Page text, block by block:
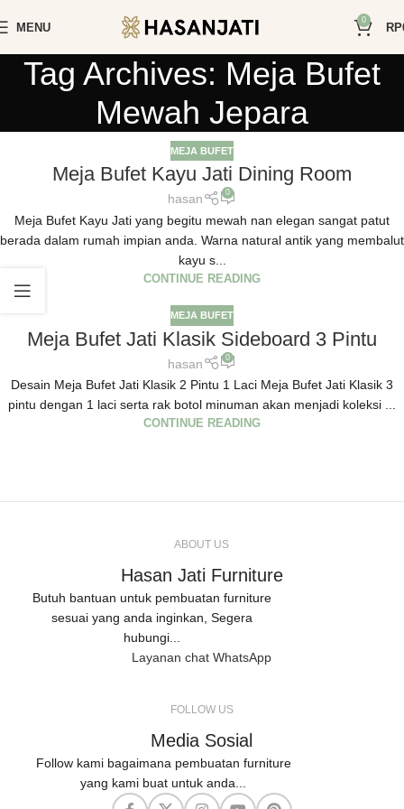
MENU
0
RP
Tag Archives: Meja Bufet
Mewah Jepara
MEJA BUFET
Meja Bufet Kayu Jati Dining Room
hasan 0
Meja Bufet Kayu Jati yang begitu mewah nan elegan sangat patut
berada dalam rumah impian anda. Warna natural antik yang membalut
kayu s...
CONTINUE READING
MEJA BUFET
Meja Bufet Jati Klasik Sideboard 3 Pintu
hasan 0
Desain Meja Bufet Jati Klasik 2 Pintu 1 Laci Meja Bufet Jati Klasik 3
pintu dengan 1 laci serta rak botol minuman akan menjadi koleksi ...
CONTINUE READING
ABOUT US
Hasan Jati Furniture
Butuh bantuan untuk pembuatan furniture
sesuai yang anda inginkan, Segera
hubungi...
Layanan chat WhatsApp
FOLLOW US
Media Sosial
Follow kami bagaimana pembuatan furniture
yang kami buat untuk anda...